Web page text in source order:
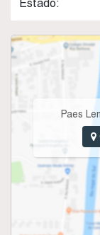
Estado:
Paes